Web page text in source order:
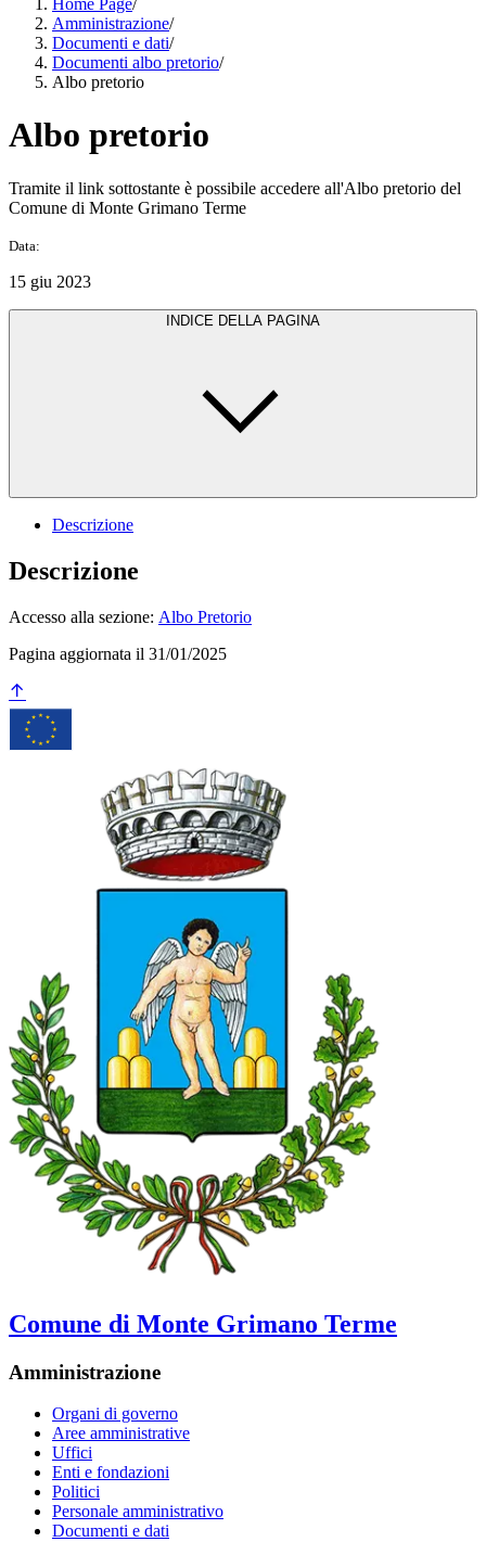
Home Page/
Amministrazione/
Documenti e dati/
Documenti albo pretorio/
Albo pretorio
Albo pretorio
Tramite il link sottostante è possibile accedere all'Albo pretorio del
Comune di Monte Grimano Terme
Data:
15 giu 2023
INDICE DELLA PAGINA
Descrizione
Descrizione
Accesso alla sezione: Albo Pretorio
Pagina aggiornata il 31/01/2025
Comune di Monte Grimano Terme
Amministrazione
Organi di governo
Aree amministrative
Uffici
Enti e fondazioni
Politici
Personale amministrativo
Documenti e dati